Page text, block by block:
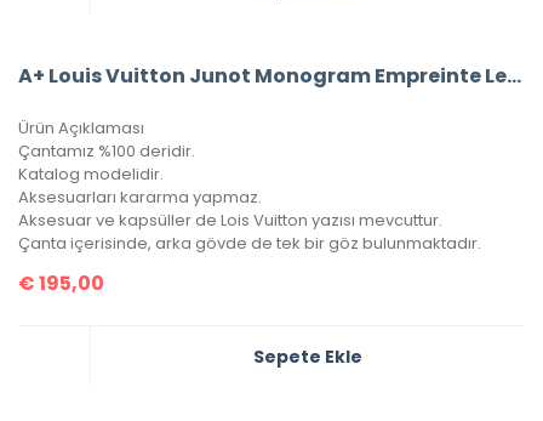
A+ Louis Vuitton Junot Monogram Empreinte Leather
Ürün Açıklaması
Çantamız %100 deridir.
Katalog modelidir.
Aksesuarları kararma yapmaz.
Aksesuar ve kapsüller de Lois Vuitton yazısı mevcuttur.
Çanta içerisinde, arka gövde de tek bir göz bulunmaktadır.
€195,00
Sepete Ekle